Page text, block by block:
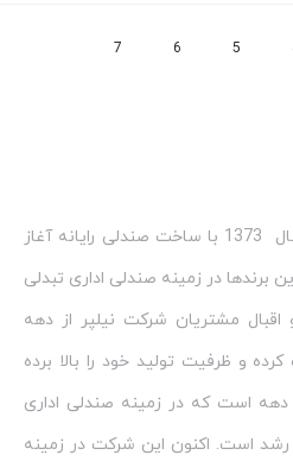
5
6
7
شرکت نیلپر فعالیت خود در سال 1373 با ساخت صندلی رایانه آغاز
برندها در زمینه صندلی اداری تبدلی
مشتریان شرکت نیلپر از دهه
و ظرفیت تولید خود را بالا برده
است که در زمینه صندلی اداری
رشد است. اکنون این شرکت در زمینه